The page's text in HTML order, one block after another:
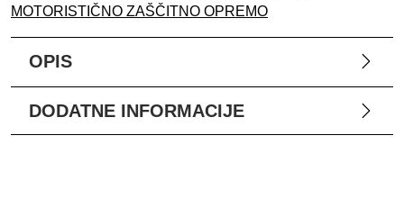
MOTORISTIČNO ZAŠČITNO OPREMO
OPIS
DODATNE INFORMACIJE